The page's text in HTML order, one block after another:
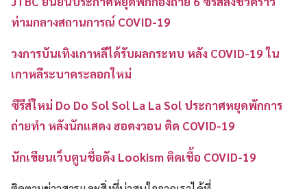
ท่ามกลางสถานการณ์ COVID-19
วงการบันเทิงเกาหลีได้รับผลกระทบ หลัง COVID-19 ใน
เกาหลีระบาดระลอกใหม่
ซีรีส์ใหม่ Do Do Sol Sol La La Sol ประกาศหยุดพักการ
ถ่ายทำ หลังนักแสดง ฮอดงวอน ติด COVID-19
นักเขียนเว็บตูนชื่อดัง Lookism ติดเชื้อ COVID-19